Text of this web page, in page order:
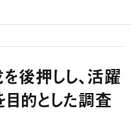
後押しし、活躍
目的とした調査